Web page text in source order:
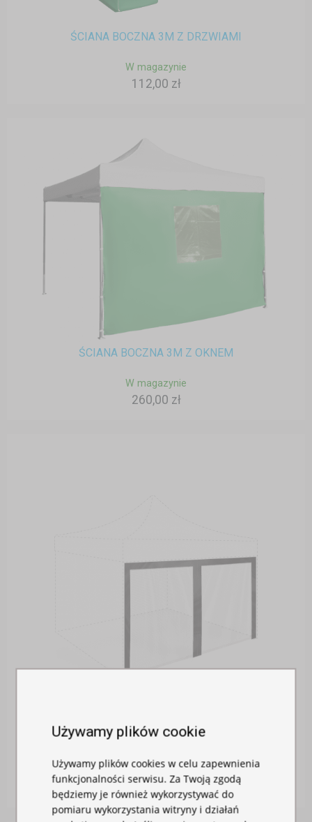
ŚCIANA BOCZNA 3M Z DRZWIAMI
W magazynie
112,00 zł
ŚCIANA BOCZNA 3M Z OKNEM
W magazynie
260,00 zł
MOSKITIERA DO NAMIOTU
W magazynie
115,00 zł
Używamy plików cookie
Używamy plików cookies w celu zapewnienia
funkcjonalności serwisu. Za Twoją zgodą
będziemy je również wykorzystywać do
pomiaru wykorzystania witryny i działań